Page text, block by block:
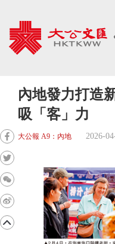
內地發力打造
吸「客」力
大公報 A9：內地 2026-